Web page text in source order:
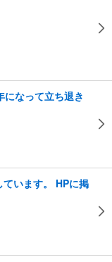
なって立ち退き
います。 HPに掲